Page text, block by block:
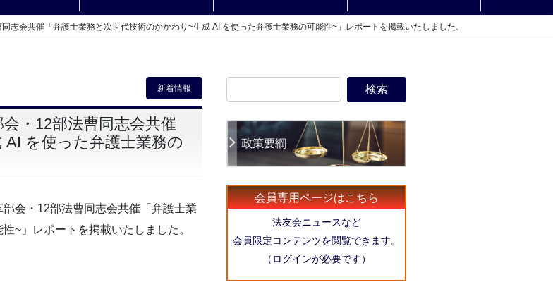
志会共催「弁護士業務と次世代技術のかかわり~生成 AI を使った弁護士業務の可能性~」レポートを掲載いたしました。
新着情報
・12部法曹同志会共催
AI を使った弁護士業務の
会・12部法曹同志会共催「弁護士業
~」レポートを掲載いたしました。
会員専用ページはこちら
法友会ニュースなど
会員限定コンテンツを閲覧できます。
（ログインが必要です）